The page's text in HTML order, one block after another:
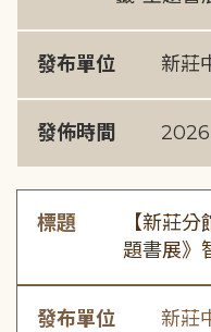
發布單位 新莊
發佈時間
標題
【新莊
題書展》
發布單位 新莊